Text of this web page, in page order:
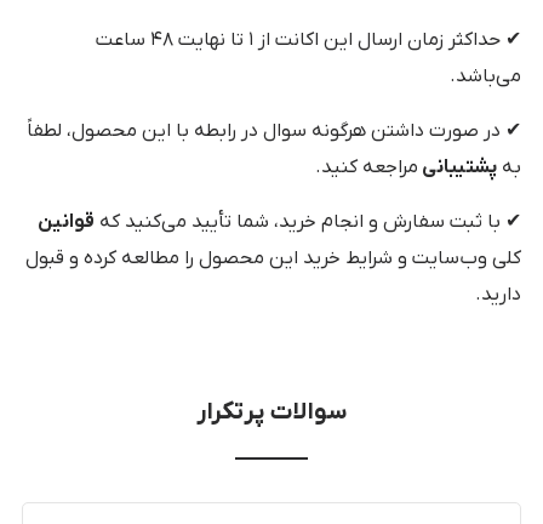
✔ حداکثر زمان ارسال این اکانت از ۱ تا نهایت ۴۸ ساعت
می‌باشد.
✔ در صورت داشتن هرگونه سوال در رابطه با این محصول، لطفاً
به پشتیبانی مراجعه کنید.
✔ با ثبت سفارش و انجام خرید، شما تأیید می‌کنید که قوانین
کلی وب‌سایت و شرایط خرید این محصول را مطالعه کرده و قبول
دارید.
سوالات پرتکرار